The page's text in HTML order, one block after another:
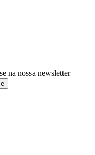
na nossa newsletter